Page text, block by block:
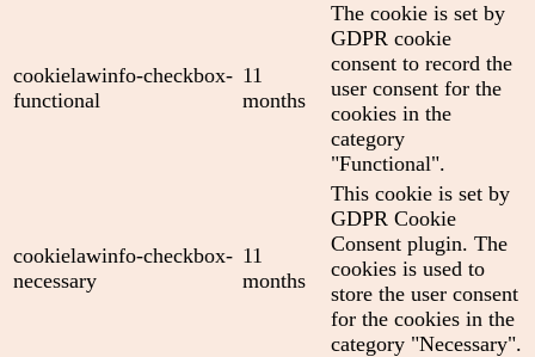
cookielawinfo-checkbox-
functional
11
months
The cookie is set by
GDPR cookie
consent to record the
user consent for the
cookies in the
category
"Functional".
cookielawinfo-checkbox-
necessary
11
months
This cookie is set by
GDPR Cookie
Consent plugin. The
cookies is used to
store the user consent
for the cookies in the
category "Necessary".